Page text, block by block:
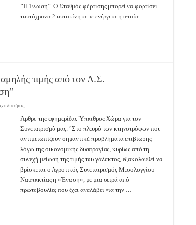
”Η Ένωση”. Ο Σταθμός φόρτισης μπορεί να φορτίσει
ταυτόχρονα 2 αυτοκίνητα με ενέργεια η οποία
τιμής από τον Α.Σ.
στο
υψηλής
ποιότητας
και
χαμηλής
τιμής
από
τον
Α.Σ.
Μεσολογγίου-
Ναυπακτίας
”Η
Ένωση”
Άρθρο της εφημερίδας Ύπαιθρος Χώρα για τον
Συνεταιρισμό μας. ”Στο πλευρό των κτηνοτρόφων που
αντιμετωπίζουν σημαντικά προβλήματα επιβίωσης
λόγω της οικονομικής δυσπραγίας, κυρίως από τη
συνεχή μείωση της τιμής του γάλακτος, εξακολουθεί να
βρίσκεται ο Αγροτικός Συνεταιρισμός Μεσολογγίου-
Ναυπακτίας η «Ένωση», με μια σειρά από
πρωτοβουλίες που έχει αναλάβει για την …